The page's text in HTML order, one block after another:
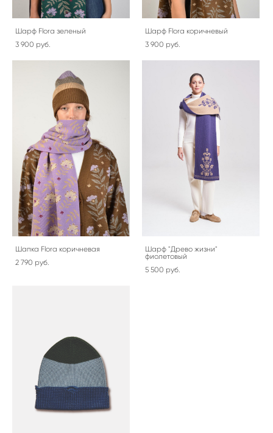
Шарф Flora зеленый
3 900 pуб.
Шарф Flora коричневый
3 900 pуб.
Шапка Flora коричневая
2 790 pуб.
Шарф "Древо жизни"
фиолетовый
5 500 pуб.